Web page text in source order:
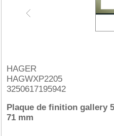
HAGER
HAGWXP2205
3250617195942
Plaque de finition gallery
71 mm